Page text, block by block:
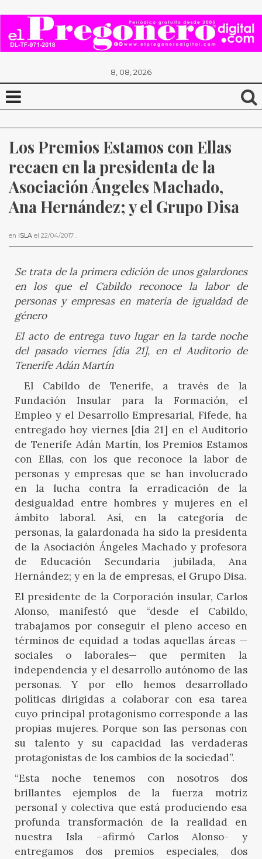
8, 08, 2026
Los Premios Estamos con Ellas
recaen en la presidenta de la
Asociación Ángeles Machado,
Ana Hernández; y el Grupo Disa
en ISLA el 22/04/2017 .
Se trata de la primera edición de unos galardones
en los que el Cabildo reconoce la labor de
personas y empresas en materia de igualdad de
género
El acto de entrega tuvo lugar en la tarde noche
del pasado viernes [día 21], en el Auditorio de
Tenerife Adán Martín
El Cabildo de Tenerife, a través de la
Fundación Insular para la Formación, el
Empleo y el Desarrollo Empresarial, Fifede, ha
entregado hoy viernes [día 21] en el Auditorio
de Tenerife Adán Martín, los Premios Estamos
con Ellas, con los que reconoce la labor de
personas y empresas que se han involucrado
en la lucha contra la erradicación de la
desigualdad entre hombres y mujeres en el
ámbito laboral. Así, en la categoría de
personas, la galardonada ha sido la presidenta
de la Asociación Ángeles Machado y profesora
de Educación Secundaria jubilada, Ana
Hernández; y en la de empresas, el Grupo Disa.
El presidente de la Corporación insular, Carlos
Alonso, manifestó que “desde el Cabildo,
trabajamos por conseguir el pleno acceso en
términos de equidad a todas aquellas áreas —
sociales o laborales— que permiten la
independencia y el desarrollo autónomo de las
personas. Y por ello hemos desarrollado
políticas dirigidas a colaborar con esa tarea
cuyo principal protagonismo corresponde a las
propias mujeres. Porque son las personas con
su talento y su capacidad las verdaderas
protagonistas de los cambios de la sociedad”.
“Esta noche tenemos con nosotros dos
brillantes ejemplos de la fuerza motriz
personal y colectiva que está produciendo esa
profunda transformación de la realidad en
nuestra Isla –afirmó Carlos Alonso- y
entregamos dos premios especiales, dos